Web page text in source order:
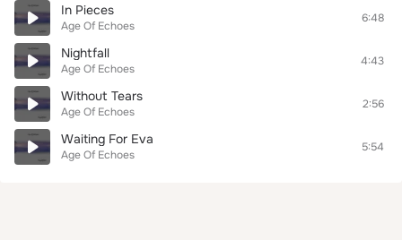
In Pieces
Age Of Echoes
6:48
Nightfall
Age Of Echoes
4:43
Without Tears
Age Of Echoes
2:56
Waiting For Eva
Age Of Echoes
5:54